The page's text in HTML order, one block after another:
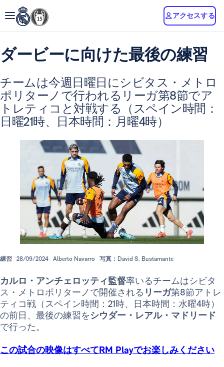
アクセスする
ダービーに向けた最後の練習
チームは今週日曜日にシビタス・メトロ
ポリターノで行われるリーガ第8節でア
トレティコと対戦する（スペイン時間：
日曜21時、日本時間：月曜4時）
練習 28/09/2024 Alberto Navarro 写真：David S. Bustamante
カルロ・アンチェロッティ監督率いるチームはシビタ
ス・メトロポリターノで開催される リーガ第8節アトレ
ティコ戦（スペイン時間：21時、日本時間：水曜4時）
の前日、最後の練習をシウダー・レアル・マドリード
で行った。
この試合の映像はすべてRM Playでお楽しみください